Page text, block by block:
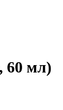
60 мл)